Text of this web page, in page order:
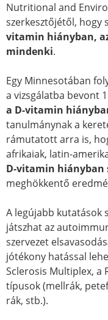
Nutritional and
szerkesztőjétől, hogy
vitamin hiányban,
mindenki.
Egy Minnesotában
a vizsgálatba bevont
a D-vitamin
tanulmánynak a
rámutatott arra is,
afrikaiak, latin-
D-vitamin hiányban
meghökkentő
A legújabb kutatások
játszhat az
szervezet
jótékony hatással
Sclerosis Multiplex,
típusok (mellrák,
rák, stb.).